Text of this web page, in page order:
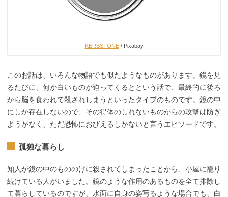
KERBSTONE/ Pixabay
このお話は、いろんな物語でも似たようなものがあります。鏡を見
るたびに、何か白いものが迫ってくるとという話で、最終的に後ろ
から脳を食われて殺されしまうといったタイプのものです。鏡の中
にしか存在しないので、その得体のしれないものからの攻撃は防ぎ
ようがなく、ただ恐怖におびえるしかないと言うエピソードです。
孤独な暮らし
知人が鏡の中のもののけに殺されてしまったことから、小屋に籠り
続けている人がいました。鏡のような作用のあるものを全て排除し
て暮らしているのですが、水面に自身の姿写るような場合でも、白